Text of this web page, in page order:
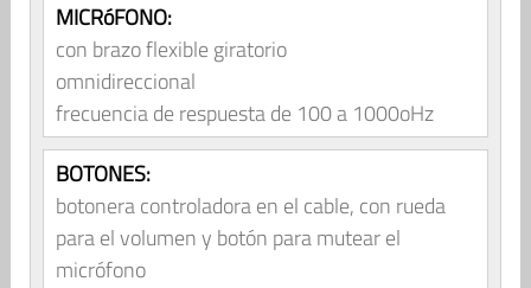
MICRóFONO:
con brazo flexible giratorio
omnidireccional
frecuencia de respuesta de 100 a 1000oHz
BOTONES:
botonera controladora en el cable, con rueda
para el volumen y botón para mutear el
micrófono